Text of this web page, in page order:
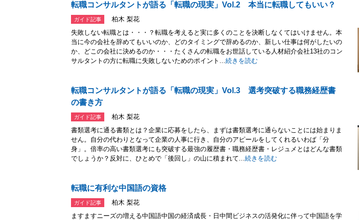
転職コンサルタントが語る「転職の現実」Vol.2 本当に転職してもいい？
ガイド記事
柏木 梨花
失敗しない転職とは・・・？転職を考えると実に多くのことを決断しなくてはいけません。本
当に今の会社を辞めてもいいのか、どのタイミングで辞めるのか、新しい仕事は何がしたいの
か、どこの会社に決めるのか・・・たくさんの転職をお世話している人材紹介会社13社のコン
サルタントの方に転職に失敗しないためのポイント...続きを読む
転職コンサルタントが語る「転職の現実」Vol.3 選考突破する職務経歴書
の書き方
ガイド記事
柏木 梨花
書類選考に通る書類とは？企業に応募をしたら、まずは書類選考に通らないことには始まりま
せん。自分の代わりとなって企業の人事に行き、自分のアピールをしてくれるいわば「分
身」。倍率の高い書類選考にも突破する最強の履歴書・職務経歴書・レジュメとはどんな書類
でしょうか？反対に、ひとめで「後回し」の山に積まれて...続きを読む
転職に有利な中国語の資格
ガイド記事
柏木 梨花
ますますニーズの増える中国語中国の経済成長・日中間ビジネスの活発化に伴って中国語を学